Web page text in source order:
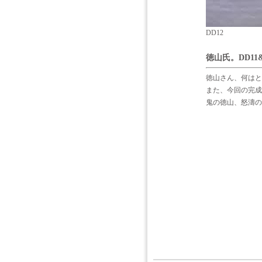
DD12
徳山氏。
徳山さん、何は
また、今回の完
鬼の徳山、怒濤